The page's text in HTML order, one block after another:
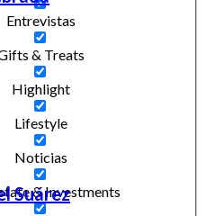
Entrevistas
& Treats
Highlight
Lifestyle
Noticias
& Investments
Suárez